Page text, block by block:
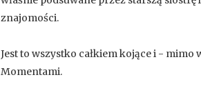
znajomości.
Jest to wszystko całkiem kojące i -
Momentami.